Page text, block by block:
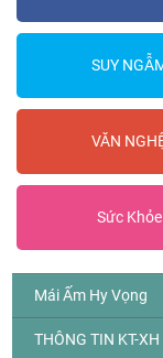
SUY
VĂN
Sức Khỏe
Mái Ấm Hy Vọng
THÔNG TIN KT-XH